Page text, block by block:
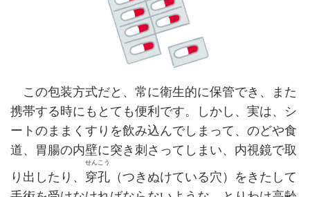
この包装方式だと、常に衛生的に保管でき、また
携帯する時にもとても便利です。しかし、実は、シ
ートのままくすりを飲み込んでしまって、のどや食
道、胃腸の内壁に突き刺さってしまい、内視鏡で取
り出したり、 穿孔
せんこう
（つきぬけている穴）をきたして